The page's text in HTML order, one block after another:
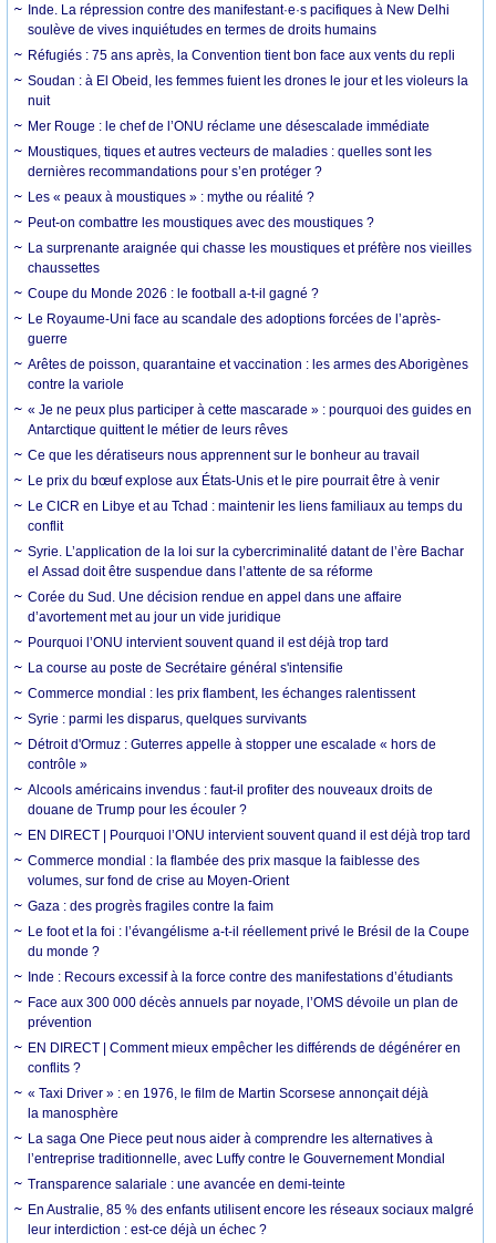
Inde. La répression contre des manifestant·e·s pacifiques à New Delhi
soulève de vives inquiétudes en termes de droits humains
Réfugiés : 75 ans après, la Convention tient bon face aux vents du repli
Soudan : à El Obeid, les femmes fuient les drones le jour et les violeurs la
nuit
Mer Rouge : le chef de l’ONU réclame une désescalade immédiate
Moustiques, tiques et autres vecteurs de maladies : quelles sont les
dernières recommandations pour s’en protéger ?
Les « peaux à moustiques » : mythe ou réalité ?
Peut-on combattre les moustiques avec des moustiques ?
La surprenante araignée qui chasse les moustiques et préfère nos vieilles
chaussettes
Coupe du Monde 2026 : le football a-t-il gagné ?
Le Royaume-Uni face au scandale des adoptions forcées de l’après-
guerre
Arêtes de poisson, quarantaine et vaccination : les armes des Aborigènes
contre la variole
« Je ne peux plus participer à cette mascarade » : pourquoi des guides en
Antarctique quittent le métier de leurs rêves
Ce que les dératiseurs nous apprennent sur le bonheur au travail
Le prix du bœuf explose aux États-Unis et le pire pourrait être à venir
Le CICR en Libye et au Tchad : maintenir les liens familiaux au temps du
conflit
Syrie. L’application de la loi sur la cybercriminalité datant de l’ère Bachar
el Assad doit être suspendue dans l’attente de sa réforme
Corée du Sud. Une décision rendue en appel dans une affaire
d’avortement met au jour un vide juridique
Pourquoi l’ONU intervient souvent quand il est déjà trop tard
La course au poste de Secrétaire général s'intensifie
Commerce mondial : les prix flambent, les échanges ralentissent
Syrie : parmi les disparus, quelques survivants
Détroit d'Ormuz : Guterres appelle à stopper une escalade « hors de
contrôle »
Alcools américains invendus : faut-il profiter des nouveaux droits de
douane de Trump pour les écouler ?
EN DIRECT | Pourquoi l’ONU intervient souvent quand il est déjà trop tard
Commerce mondial : la flambée des prix masque la faiblesse des
volumes, sur fond de crise au Moyen-Orient
Gaza : des progrès fragiles contre la faim
Le foot et la foi : l’évangélisme a-t-il réellement privé le Brésil de la Coupe
du monde ?
Inde : Recours excessif à la force contre des manifestations d’étudiants
Face aux 300 000 décès annuels par noyade, l’OMS dévoile un plan de
prévention
EN DIRECT | Comment mieux empêcher les différends de dégénérer en
conflits ?
« Taxi Driver » : en 1976, le film de Martin Scorsese annonçait déjà
la manosphère
La saga One Piece peut nous aider à comprendre les alternatives à
l’entreprise traditionnelle, avec Luffy contre le Gouvernement Mondial
Transparence salariale : une avancée en demi-teinte
En Australie, 85 % des enfants utilisent encore les réseaux sociaux malgré
leur interdiction : est-ce déjà un échec ?